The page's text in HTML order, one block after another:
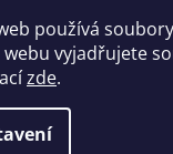
používá
vyjadřujete
zde.
o